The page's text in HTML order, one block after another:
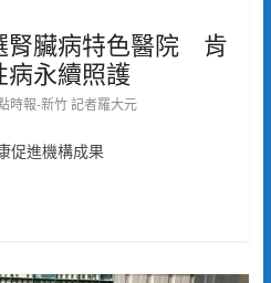
腎臟病特色醫院 肯
病永續照護
時報-新竹 記者羅大元
促進機構成果